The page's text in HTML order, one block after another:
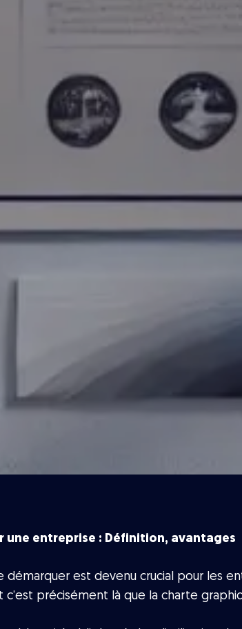
une entreprise : Définition, avantages
est devenu crucial pour les
précisément là que la charte